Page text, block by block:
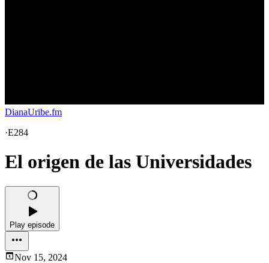
DianaUribe.fm
·E284
El origen de las Universidades
Play episode
Nov 15, 2024